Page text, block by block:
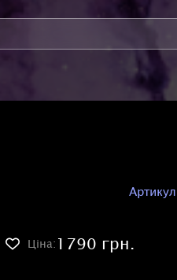
Ціна: 1790 грн.